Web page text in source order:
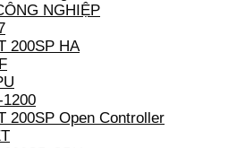
NGHIỆP
200SP HA
200SP Open Controller